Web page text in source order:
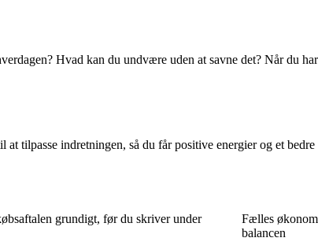
Hvad kan du undvære uden at savne det? Når du
tilpasse indretningen, så du får positive energier og et
grundigt, før du skriver under
Fælles
balancen